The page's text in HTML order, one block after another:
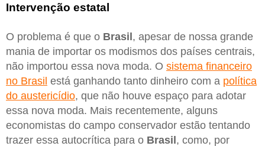
Intervenção estatal
O problema é que o Brasil , apesar de nossa grande
mania de importar os modismos dos países centrais,
não importou essa nova moda. O sistema financeiro
no Brasil está ganhando tanto dinheiro com a política
do austericídio, que não houve espaço para adotar
essa nova moda. Mais recentemente, alguns
economistas do campo conservador estão tentando
trazer essa autocrítica para o Brasil , como, por